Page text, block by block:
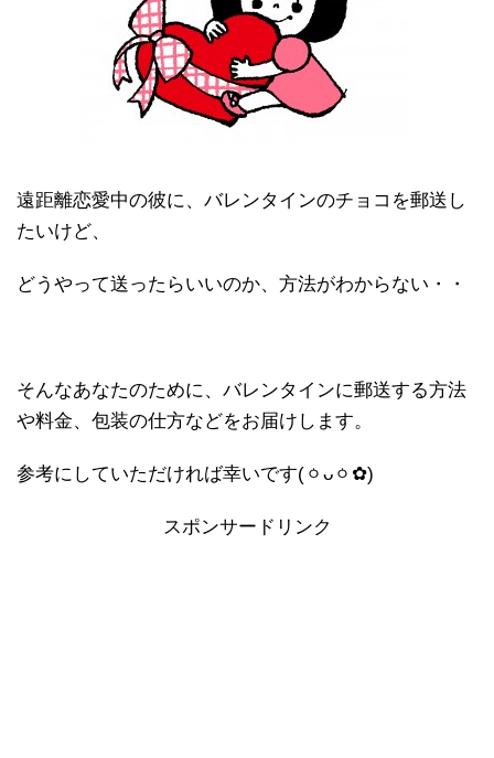
遠距離恋愛中の彼に、バレンタインのチョコを郵送し
たいけど、
どうやって送ったらいいのか、方法がわからない・・
そんなあなたのために、バレンタインに郵送する方法
や料金、包装の仕方などをお届けします。
参考にしていただければ幸いです(ㆁᴗㆁ✿)
スポンサードリンク